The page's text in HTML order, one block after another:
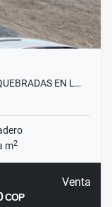
EN L…
m2
Venta
COP